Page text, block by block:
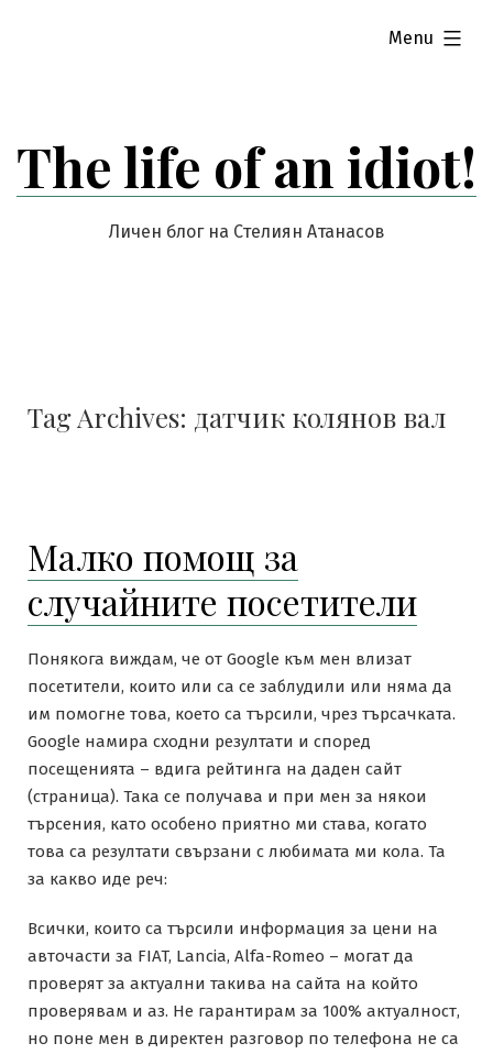
The life of an idiot!
Личен блог на Стелиян Атанасов
Menu
expanded
Tag Archives: датчик колянов вал
Малко помощ за
случайните посетители
Понякога виждам, че от Google към мен влизат
посетители, които или са се заблудили или няма да
им помогне това, което са търсили, чрез търсачката.
Google намира сходни резултати и според
посещенията – вдига рейтинга на даден сайт
(страница). Така се получава и при мен за някои
търсения, като особено приятно ми става, когато
това са резултати свързани с любимата ми кола. Та
за какво иде реч:
Всички, които са търсили информация за цени на
авточасти за FIAT, Lancia, Alfa-Romeo – могат да
проверят за актуални такива на сайта на който
проверявам и аз. Не гарантирам за 100% актуалност,
но поне мен в директен разговор по телефона не са